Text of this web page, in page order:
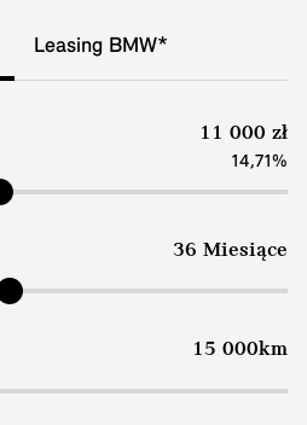
Leasing BMW*
11 000 zł
14,71%
36 Miesiące
15 000km